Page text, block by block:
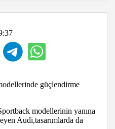
güçlendirme
modellerinin yanına
Audi,tasarımlarda da